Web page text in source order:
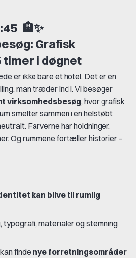
🏨✨
Grafisk
i døgnet
er ikke bare et hotel. Det er en
man træder ind i. Vi besøger
virksomhedsbesøg, hvor grafisk
smelter sammen i en helstøbt
Farverne har holdninger.
Og rummene fortæller historier –
kan blive til rumlig
typografi, materialer og stemning
finde nye forretningsområder